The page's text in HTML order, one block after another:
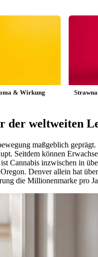
& Wirkung
der weltweiten
maßgeblich
Seitdem können
Cannabis inzwischen in
Denver allein hat
die Millionenmarke pro